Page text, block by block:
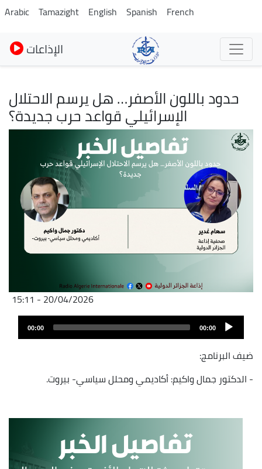
Skip
to
main
content
Arabic Tamazight English Spanish French
الإذاعات
حدود باللون الأصفر… هل يرسم الاحتلال
الإسرائيلي قواعد حرب جديدة؟
Image
20/04/2026 - 15:11
Fichier
audio
00:00
00:00
ضيف البرنامج:
- الدكتور جمال واكيم: أكاديمي ومحلل سياسي- بيروت.